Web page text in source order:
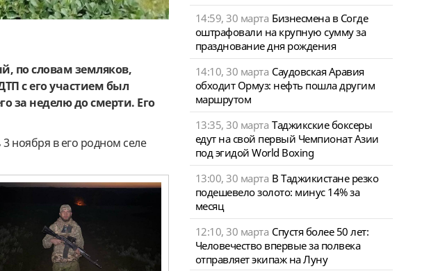
по словам земляков,
с его участием был
за неделю до смерти. Его
ноября в его родном селе
14:59, 30 марта Бизнесмена в Согде
оштрафовали на крупную сумму за
празднование дня рождения
14:10, 30 марта Саудовская Аравия
обходит Ормуз: нефть пошла другим
маршрутом
13:35, 30 марта Таджикские боксеры
едут на свой первый Чемпионат Азии
под эгидой World Boxing
13:00, 30 марта В Таджикистане резко
подешевело золото: минус 14% за
месяц
12:10, 30 марта Спустя более 50 лет:
Человечество впервые за полвека
отправляет экипаж на Луну